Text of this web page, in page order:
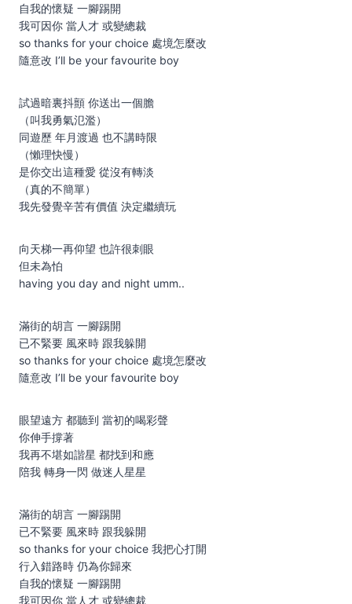
自我的懷疑 一腳踢開
我可因你 當人才 或變總裁
so thanks for your choice 處境怎麼改
隨意改 I’ll be your favourite boy
試過暗裏抖顫 你送出一個膽
（叫我勇氣氾濫）
同遊歷 年月渡過 也不講時限
（懶理快慢）
是你交出這種愛 從沒有轉淡
（真的不簡單）
我先發覺辛苦有價值 決定繼續玩
向天梯一再仰望 也許很刺眼
但未為怕
having you day and night umm..
滿街的胡言 一腳踢開
已不緊要 風來時 跟我躲開
so thanks for your choice 處境怎麼改
隨意改 I’ll be your favourite boy
眼望遠方 都聽到 當初的喝彩聲
你伸手撐著
我再不堪如諧星 都找到和應
陪我 轉身一閃 做迷人星星
滿街的胡言 一腳踢開
已不緊要 風來時 跟我躲開
so thanks for your choice 我把心打開
行入錯路時 仍為你歸來
自我的懷疑 一腳踢開
我可因你 當人才 或變總裁